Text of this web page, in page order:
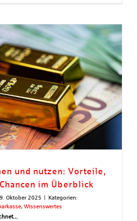
und nutzen: Vorteile,
im Überblick
9. Oktober 2025 | Kategorien:
, Wissenswertes